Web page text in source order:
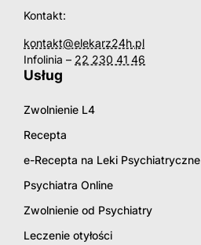
Kontakt:
kontakt@elekarz24h.pl
Infolinia – 22 230 41 46
Usług
Zwolnienie L4
Recepta
e-Recepta na Leki Psychiatryczne
Psychiatra Online
Zwolnienie od Psychiatry
Leczenie otyłości